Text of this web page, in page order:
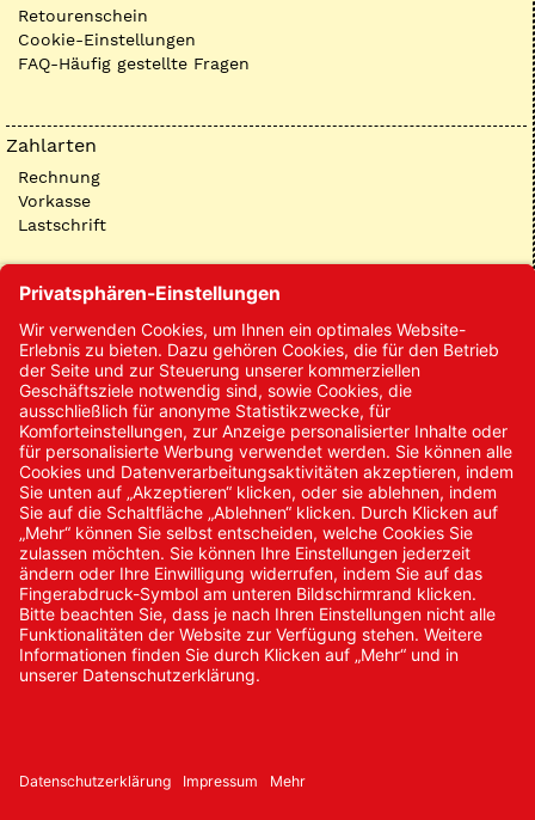
Retourenschein
Cookie-Einstellungen
FAQ-Häufig gestellte Fragen
Zahlarten
Rechnung
Vorkasse
Lastschrift
Kontakt
Kontakt/Anfrage
Neukundenanmeldung
Kennwort vergessen
Bestellungen
Sendung verfolgen
© 2024 Promed Vertriebsgesellschaft mbH | Alle Rechte